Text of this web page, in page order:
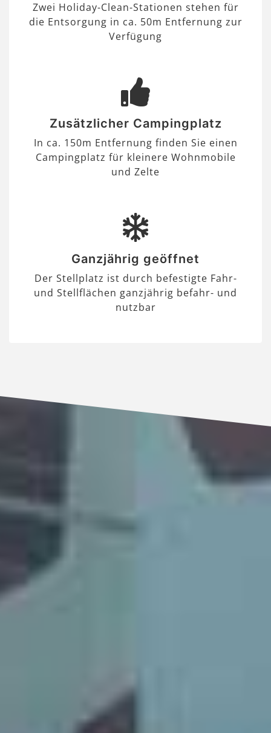
Zwei Holiday-Clean-Stationen stehen für
die Entsorgung in ca. 50m Entfernung zur
Verfügung
Zusätzlicher Campingplatz
In ca. 150m Entfernung finden Sie einen
Campingplatz für kleinere Wohnmobile
und Zelte
Ganzjährig geöffnet
Der Stellplatz ist durch befestigte Fahr-
und Stellflächen ganzjährig befahr- und
nutzbar